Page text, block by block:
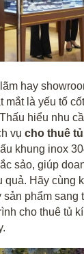
hay
mắt là yếu tố
hiểu nhu
vụ cho thuê
khung inox
sảo, giúp
Hãy cùng
phẩm sang
cho thuê tủ